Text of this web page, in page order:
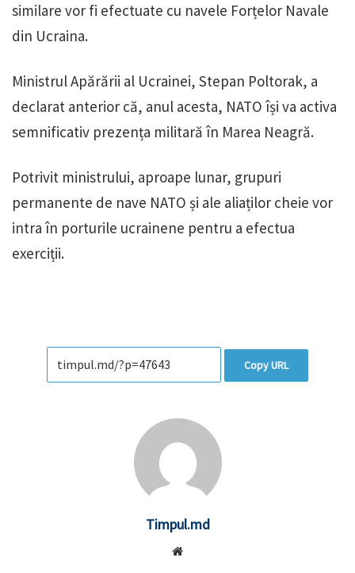
similare vor fi efectuate cu navele Forțelor Navale
din Ucraina.
Ministrul Apărării al Ucrainei, Stepan Poltorak, a
declarat anterior că, anul acesta, NATO își va activa
semnificativ prezența militară în Marea Neagră.
Potrivit ministrului, aproape lunar, grupuri
permanente de nave NATO și ale aliaților cheie vor
intra în porturile ucrainene pentru a efectua
exerciții.
Copy URL
Timpul.md